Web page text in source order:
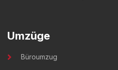
Umzüge
Büroumzug